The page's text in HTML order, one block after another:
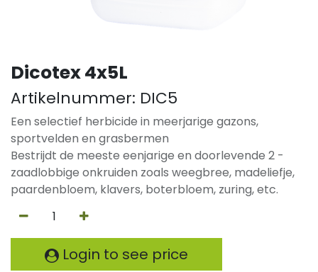
Dicotex 4x5L
Artikelnummer: DIC5
Een selectief herbicide in meerjarige gazons,
sportvelden en grasbermen
Bestrijdt de meeste eenjarige en doorlevende 2 -
zaadlobbige onkruiden zoals weegbree, madeliefje,
paardenbloem, klavers, boterbloem, zuring, etc.
Login to see price